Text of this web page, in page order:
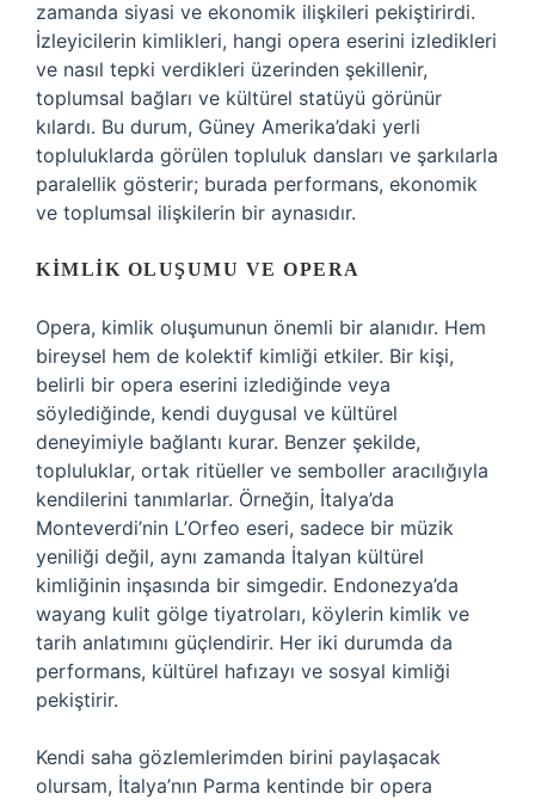
zamanda siyasi ve ekonomik ilişkileri pekiştirirdi.
İzleyicilerin kimlikleri, hangi opera eserini izledikleri
ve nasıl tepki verdikleri üzerinden şekillenir,
toplumsal bağları ve kültürel statüyü görünür
kılardı. Bu durum, Güney Amerika’daki yerli
topluluklarda görülen topluluk dansları ve şarkılarla
paralellik gösterir; burada performans, ekonomik
ve toplumsal ilişkilerin bir aynasıdır.
KIMLIK OLUŞUMU VE OPERA
Opera, kimlik oluşumunun önemli bir alanıdır. Hem
bireysel hem de kolektif kimliği etkiler. Bir kişi,
belirli bir opera eserini izlediğinde veya
söylediğinde, kendi duygusal ve kültürel
deneyimiyle bağlantı kurar. Benzer şekilde,
topluluklar, ortak ritüeller ve semboller aracılığıyla
kendilerini tanımlarlar. Örneğin, İtalya’da
Monteverdi’nin L’Orfeo eseri, sadece bir müzik
yeniliği değil, aynı zamanda İtalyan kültürel
kimliğinin inşasında bir simgedir. Endonezya’da
wayang kulit gölge tiyatroları, köylerin kimlik ve
tarih anlatımını güçlendirir. Her iki durumda da
performans, kültürel hafızayı ve sosyal kimliği
pekiştirir.
Kendi saha gözlemlerimden birini paylaşacak
olursam, İtalya’nın Parma kentinde bir opera